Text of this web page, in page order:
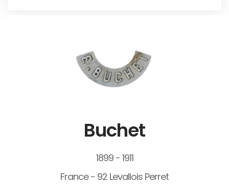
Buchet
1899 - 1911
France - 92 Levallois Perret